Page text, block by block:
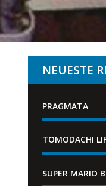
NEUESTE
PRAGMATA